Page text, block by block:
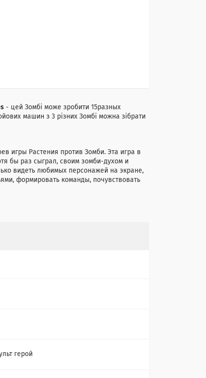
- цей Зомбі може зробити 15разных
машин з 3 різних Зомбі можна зібрати
игры Растения против Зомби. Эта игра в
бы раз сыграл, своим зомби-духом и
видеть любимых персонажей на экране,
формировать команды, почувствовать
герой